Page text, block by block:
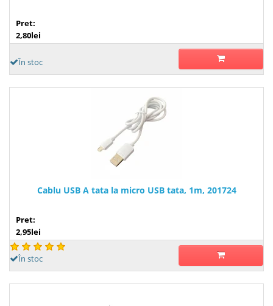
Pret:
2,80lei
În stoc
Cablu USB A tata la micro USB tata, 1m, 201724
Pret:
2,95lei
În stoc